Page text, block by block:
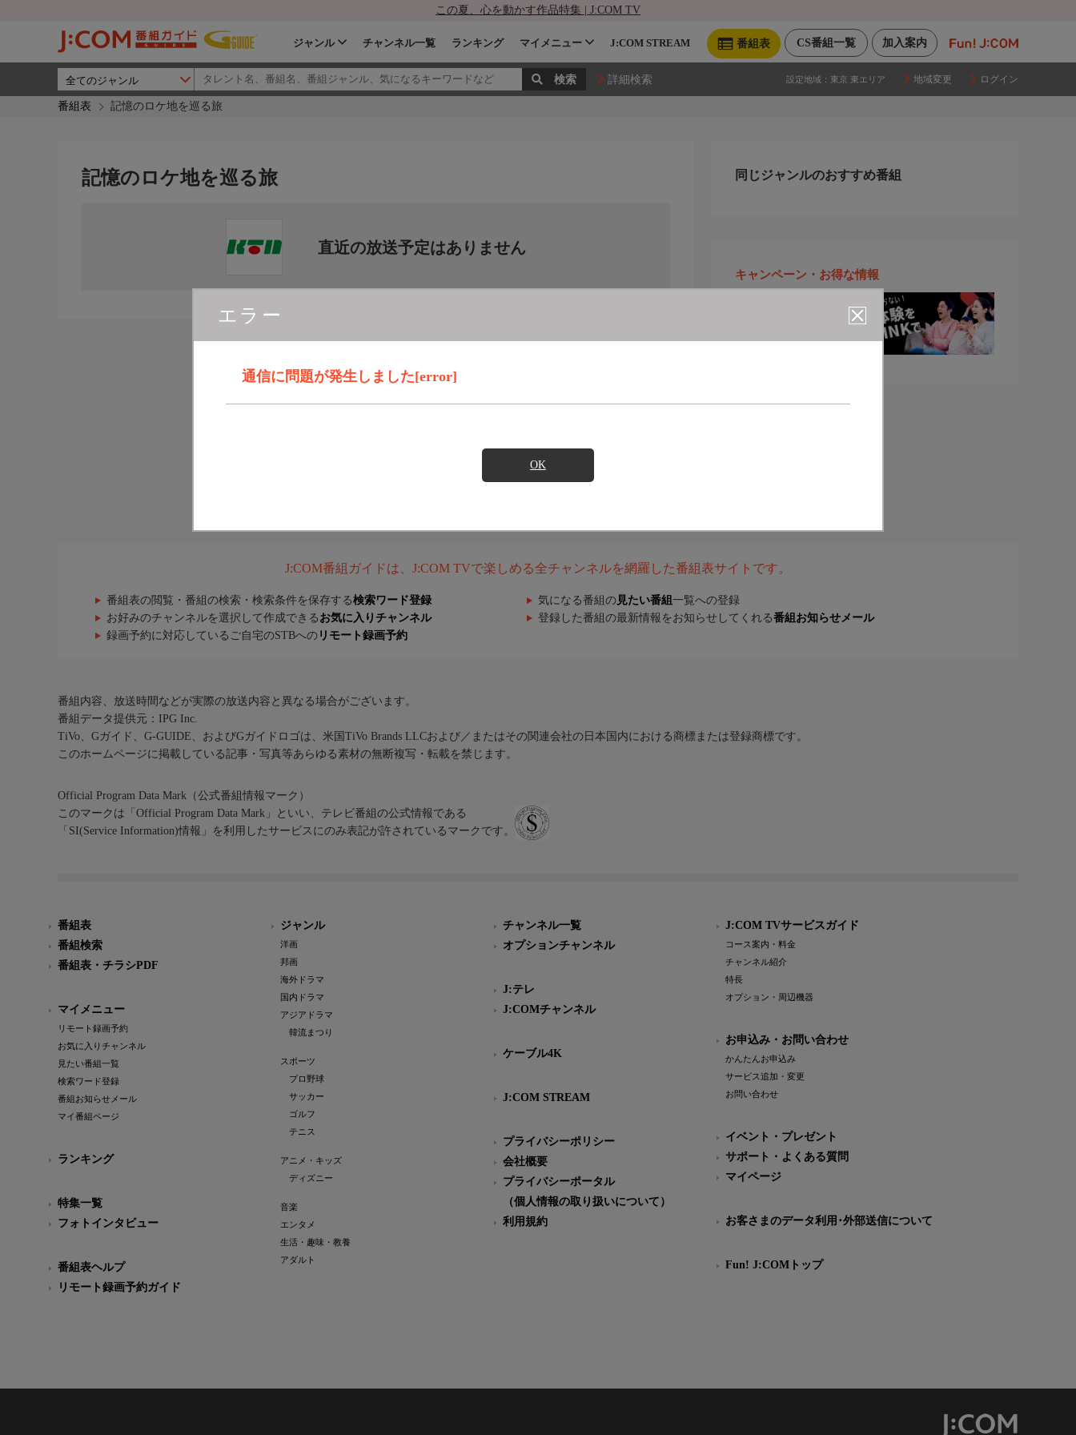
この夏、心を動かす作品特集 | J:COM TV
加入案内
CS番組一覧
番組表
ジャンル チャンネル一覧 ランキング マイメニュー J:COM STREAM
詳細検索 設定地域： 東京 東エリア 地域変更 ログイン
番組表 記憶のロケ地を巡る旅
エラー
通信に問題が発生しました[error]
OK
記憶のロケ地を巡る旅
直近の放送予定はありません
同じジャンルのおすすめ番組
キャンペーン・お得な情報
J:COM番組ガイドは、J:COM TVで楽しめる全チャンネルを網羅した番組表サイトです。
番組表の閲覧・番組の検索・検索条件を保存する検索ワード登録 気になる番組の 見たい番組 一覧への登録
お好みのチャンネルを選択して作成できる お気に入りチャンネル 登録した番組の最新情報をお知らせしてくれる番組お知らせメール
録画予約に対応しているご自宅のSTBへの リモート録画予約
番組内容、放送時間などが実際の放送内容と異なる場合がございます。
番組データ提供元：IPG Inc.
TiVo、Gガイド、G-GUIDE、およびGガイドロゴは、米国TiVo Brands LLCおよび／またはその関連会社の日本国内における商標または登録商標です。
このホームページに掲載している記事・写真等あらゆる素材の無断複写・転載を禁じます。
Official Program Data Mark（公式番組情報マーク）
このマークは「Official Program Data Mark」といい、テレビ番組の公式情報である
「SI(Service Information)情報」を利用したサービスにのみ表記が許されているマークです。
番組表
番組検索
番組表・チラシPDF
マイメニュー
リモート録画予約
お気に入りチャンネル
見たい番組一覧
検索ワード登録
番組お知らせメール
マイ番組ページ
ランキング
特集一覧
フォトインタビュー
番組表ヘルプ
リモート録画予約ガイド
ジャンル
洋画
邦画
海外ドラマ
国内ドラマ
アジアドラマ
韓流まつり
スポーツ
プロ野球
サッカー
ゴルフ
テニス
アニメ・キッズ
ディズニー
音楽
エンタメ
生活・趣味・教養
アダルト
チャンネル一覧
オプションチャンネル
J:テレ
J:COMチャンネル
ケーブル4K
J:COM STREAM
プライバシーポリシー
会社概要
プライバシーポータル
（個人情報の取り扱いについて）
利用規約
J:COM TVサービスガイド
コース案内・料金
チャンネル紹介
特長
オプション・周辺機器
お申込み・お問い合わせ
かんたんお申込み
サービス追加・変更
お問い合わせ
イベント・プレゼント
サポート・よくある質問
マイページ
お客さまのデータ利用･外部送信について
Fun! J:COMトップ